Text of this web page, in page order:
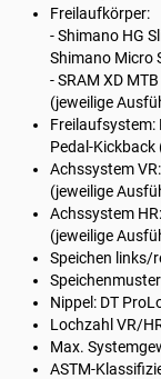
Freilaufkörper:
- Shimano HG
Shimano Micro
- SRAM XD
(jeweilige
Freilaufsystem:
Pedal-Kickback
Achssystem
(jeweilige
Achssystem
(jeweilige
Speichen links/
Nippel: DT
Lochzahl VR/
Max.
ASTM-